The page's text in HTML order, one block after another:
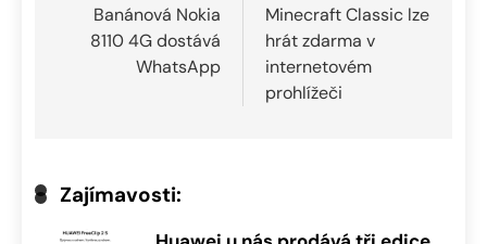
pro
příspěvek
Banánová Nokia
8110 4G dostává
WhatsApp
Minecraft Classic lze
hrát zdarma v
internetovém
prohlížeči
Zajímavosti: